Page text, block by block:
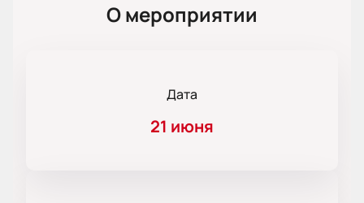
О мероприятии
Дата
21 июня